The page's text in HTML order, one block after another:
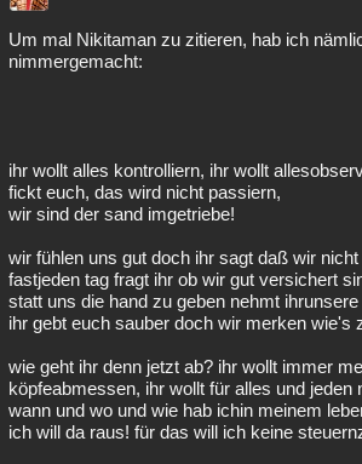
Um mal Nikitaman zu zitieren, hab ich
nimmergemacht:
ihr wollt alles kontrolliern, ihr wollt
fickt euch, das wird nicht passiern,
wir sind der sand imgetriebe!
wir fühlen uns gut doch ihr sagt daß wir
fastjeden tag fragt ihr ob wir gut versichert
statt uns die hand zu geben nehmt
ihr gebt euch sauber doch wir merken wie's
wie geht ihr denn jetzt ab? ihr wollt immer
köpfeabmessen, ihr wollt für alles und jeden
wann und wo und wie hab ichin meinem
ich will da raus! für das will ich keine